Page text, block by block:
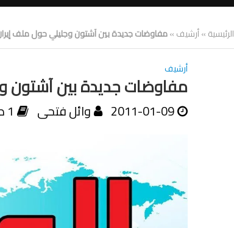
الرئيسية»أرشيف»مفاوضات جديدة بين آشتون وجليلي حول ملف
أرشيف
مفاوضات جديدة بين آشتون
2011-01-09 وائل فتحى 1 دقيقة